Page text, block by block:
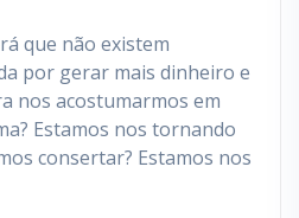
que não existem
por gerar mais dinheiro e
nos acostumarmos em
Estamos nos tornando
consertar? Estamos nos